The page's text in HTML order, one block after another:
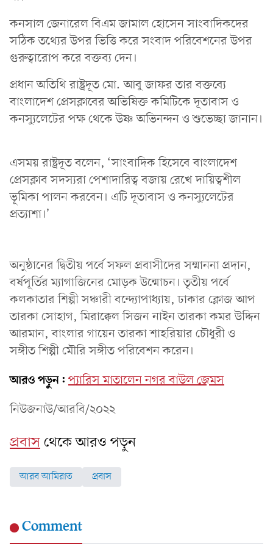
কনসাল জেনারেল বিএম জামাল হোসেন সাংবাদিকদের
সঠিক তথ্যের উপর ভিত্তি করে সংবাদ পরিবেশনের উপর
গুরুত্বারোপ করে বক্তব্য দেন।
প্রধান অতিথি রাষ্ট্রদূত মো. আবু জাফর তার বক্তব্যে
বাংলাদেশ প্রেসক্লাবের অভিষিক্ত কমিটিকে দূতাবাস ও
কনস্যুলেটের পক্ষ থেকে উষ্ণ অভিনন্দন ও শুভেচ্ছা জানান।
এসময় রাষ্ট্রদূত বলেন, ‘সাংবাদিক হিসেবে বাংলাদেশ
প্রেসক্লাব সদস্যরা পেশাদারিত্ব বজায় রেখে দায়িত্বশীল
ভূমিকা পালন করবেন। এটি দূতাবাস ও কনস্যুলেটের
প্রত্যাশা।’
অনুষ্ঠানের দ্বিতীয় পর্বে সফল প্রবাসীদের সম্মাননা প্রদান,
বর্ষপূর্তির ম্যাগাজিনের মোড়ক উন্মোচন। তৃতীয় পর্বে
কলকাতার শিল্পী সঞ্চারী বন্দ্যোপাধ্যায়, ঢাকার ক্লোজ আপ
তারকা সোহাগ, মিরাক্কেল সিজন নাইন তারকা কমর উদ্দিন
আরমান, বাংলার গায়েন তারকা শাহরিয়ার চৌধুরী ও
সঙ্গীত শিল্পী মৌরি সঙ্গীত পরিবেশন করেন।
আরও পড়ুন: প্যারিস মাতালেন নগর বাউল জেমস
নিউজনাউ/আরবি/২০২২
প্রবাসথেকে আরও পড়ুন
আরব আমিরাত প্রবাস
Comment